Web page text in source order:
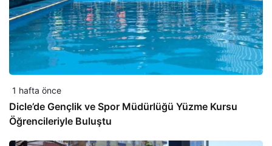
1 hafta önce
Dicle’de Gençlik ve Spor Müdürlüğü Yüzme Kursu
Öğrencileriyle Buluştu